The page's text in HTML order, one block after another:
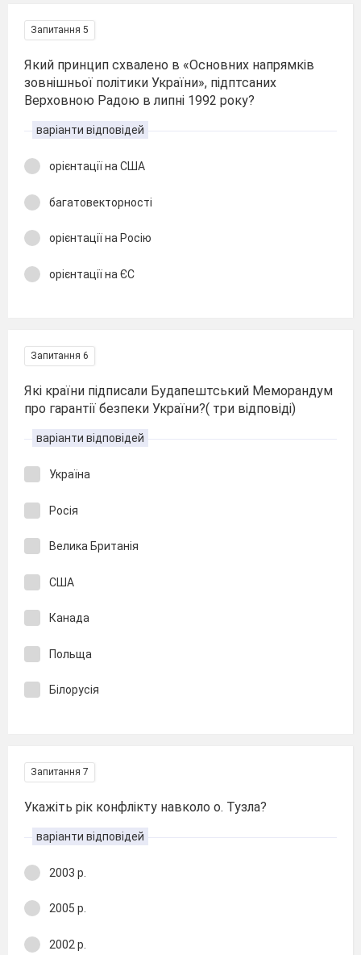
Запитання 5
Який принцип схвалено в «Основних напрямків
зовнішньої політики України», підптсаних
Верховною Радою в липні 1992 року?
варіанти відповідей
орієнтації на США
багатовекторності
орієнтації на Росію
орієнтації на ЄС
Запитання 6
Які країни підписали Будапештський Меморандум
про гарантії безпеки України?( три відповіді)
варіанти відповідей
Україна
Росія
Велика Британія
США
Канада
Польща
Білорусія
Запитання 7
Укажіть рік конфлікту навколо о. Тузла?
варіанти відповідей
2003 р.
2005 р.
2002 р.